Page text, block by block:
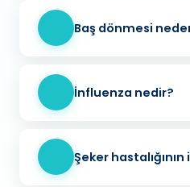
Baş dönmesi
İnfluenza nedir?
Şeker